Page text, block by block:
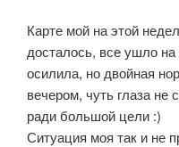
Карте мой на этой
досталось, все ушло на
осилила, но двойная
вечером, чуть глаза
ради большой цели :)
Ситуация моя так и не